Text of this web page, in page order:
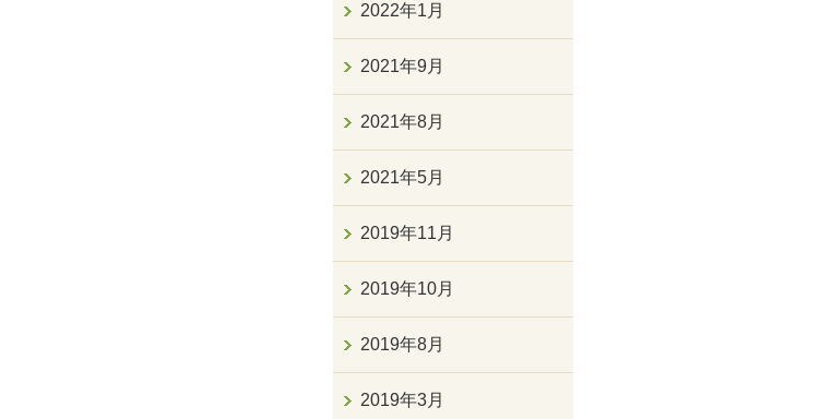
2022年1月
2021年9月
2021年8月
2021年5月
2019年11月
2019年10月
2019年8月
2019年3月